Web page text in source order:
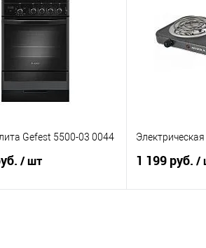
в 1 клик
К сравнению
В избранное
Gefest 5500-03 0044
/ шт 1 199 руб. /